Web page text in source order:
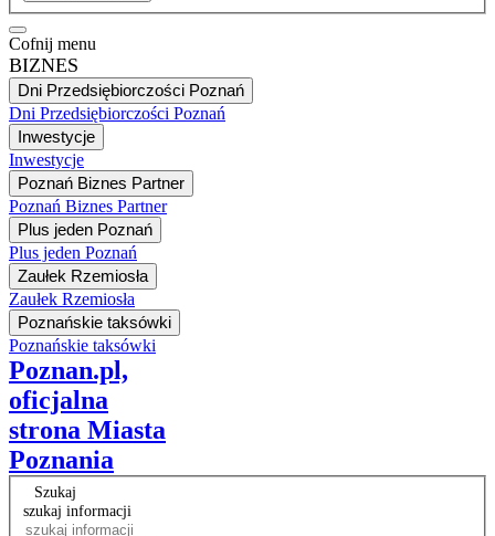
Cofnij menu
BIZNES
Dni Przedsiębiorczości Poznań
Dni Przedsiębiorczości Poznań
Inwestycje
Inwestycje
Poznań Biznes Partner
Poznań Biznes Partner
Plus jeden Poznań
Plus jeden Poznań
Zaułek Rzemiosła
Zaułek Rzemiosła
Poznańskie taksówki
Poznańskie taksówki
Poznan.pl,
oficjalna
strona Miasta
Poznania
Szukaj
szukaj informacji